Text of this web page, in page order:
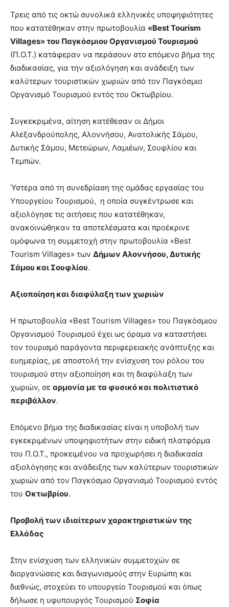
Τρεις από τις οκτώ συνολικά ελληνικές υποψηφιότητες
που κατατέθηκαν στην πρωτοβουλία «Best Tourism
Villages» του Παγκόσμιου Οργανισμού Τουρισμού
(Π.Ο.Τ.) κατάφεραν να περάσουν στο επόμενο βήμα της
διαδικασίας, για την αξιολόγηση και ανάδειξη των
καλύτερων τουριστικών χωριών από τον Παγκόσμιο
Οργανισμό Τουρισμού εντός του Οκτωβρίου.
Συγκεκριμένα, αίτηση κατέθεσαν οι Δήμοι
Αλεξανδρούπολης, Αλοννήσου, Ανατολικής Σάμου,
Δυτικής Σάμου, Μετεώρων, Λαμιέων, Σουφλίου και
Τεμπών.
Ύστερα από τη συνεδρίαση της ομάδας εργασίας του
Υπουργείου Τουρισμού, η οποία συγκέντρωσε και
αξιολόγησε τις αιτήσεις που κατατέθηκαν,
ανακοινώθηκαν τα αποτελέσματα και προέκρινε
ομόφωνα τη συμμετοχή στην πρωτοβουλία «Best
Tourism Villages» των Δήμων Αλοννήσου, Δυτικής
Σάμου και Σουφλίου.
Αξιοποίηση και διαφύλαξη των χωριών
Η πρωτοβουλία «Best Tourism Villages» του Παγκόσμιου
Οργανισμού Τουρισμού έχει ως όραμα να καταστήσει
τον τουρισμό παράγοντα περιφερειακής ανάπτυξης και
ευημερίας, με αποστολή την ενίσχυση του ρόλου του
τουρισμού στην αξιοποίηση και τη διαφύλαξη των
χωριών, σε αρμονία με τα φυσικό και πολιτιστικό
περιβάλλον.
Επόμενο βήμα της διαδικασίας είναι η υποβολή των
εγκεκριμένων υποψηφιοτήτων στην ειδική πλατφόρμα
του Π.Ο.Τ., προκειμένου να προχωρήσει η διαδικασία
αξιολόγησης και ανάδειξης των καλύτερων τουριστικών
χωριών από τον Παγκόσμιο Οργανισμό Τουρισμού εντός
του Οκτωβρίου.
Προβολή των ιδιαίτερων χαρακτηριστικών της
Ελλάδας
Στην ενίσχυση των ελληνικών συμμετοχών σε
διοργανώσεις και διαγωνισμούς στην Ευρώπη και
διεθνώς, στοχεύει το υπουργείο Τουρισμού και όπως
δήλωσε η υφυπουργός Τουρισμού Σοφία